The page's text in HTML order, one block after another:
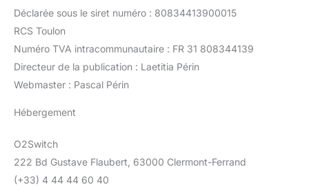
Déclarée sous le siret numéro : 80834413900015
RCS Toulon
Numéro TVA intracommunautaire : FR 31 808344139
Directeur de la publication : Laetitia Périn
Webmaster : Pascal Périn
Hébergement
O2Switch
222 Bd Gustave Flaubert, 63000 Clermont-Ferrand
(+33) 4 44 44 60 40